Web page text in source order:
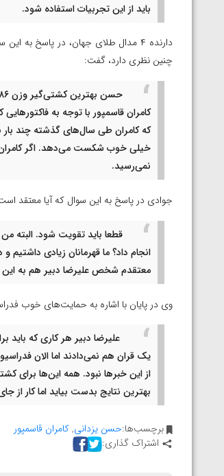
باید از این تجربیات استفاده شود.
دارنده ۴ مدال طلای جهان، در پاسخ به
چنین نظری دارد، گفت:
کامران قاسمپور با توجه به
نمی‌رسید.
جوادی در پاسخ به این سوال که آیا معتقد
قطعا باید تقویت شود. البته
انجام داد؟ ما قهرمانان زیادی داشتیم
معتقدم شخص علیرضا دبیر هم به این
وی در پایان با اشاره به حمایت‌های خوب
علیرضا دبیر هر کاری که باید
از این خبرها نبود. همه این‌ها برای
بهترین نتایج بدست بیاید اما کار از
برچسب‌ها:حسن یزدانی,کامران قاسمپور
اشتراک گذاری: